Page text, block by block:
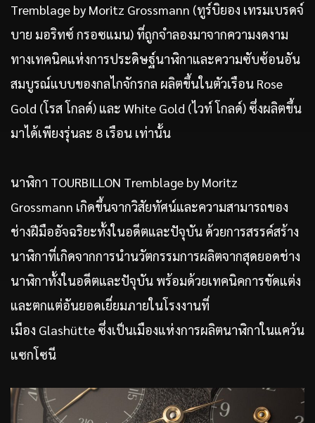
Tremblage by Moritz Grossmann (ทูร์บิยอง เทรมเบรดจ์
บาย มอริทซ์ กรอซแมน) ที่ถูกจำลองมาจากความงดงาม
ทางเทคนิคแห่งการประดิษฐ์นาฬิกาและความซับซ้อนอัน
สมบูรณ์แบบของกลไกจักรกล ผลิตขึ้นในตัวเรือน Rose
Gold (โรส โกลด์) และ White Gold (ไวท์ โกลด์) ซึ่งผลิตขึ้น
มาได้เพียงรุ่นละ 8 เรือน เท่านั้น
นาฬิกา TOURBILLON Tremblage by Moritz
Grossmann เกิดขึ้นจากวิสัยทัศน์และความสามารถของ
ช่างฝีมืออัจฉริยะทั้งในอดีตและปัจุบัน ด้วยการสรรค์สร้าง
นาฬิกาที่เกิดจากการนำนวัตกรรมการผลิตจากสุดยอดช่าง
นาฬิกาทั้งในอดีตและปัจุบัน พร้อมด้วยเทคนิคการขัดแต่ง
และตกแต่อันยอดเยี่ยมภายในโรงงานที่
เมือง Glashütte ซึ่งเป็นเมืองแห่งการผลิตนาฬิกาในแคว้น
แซกโซนี